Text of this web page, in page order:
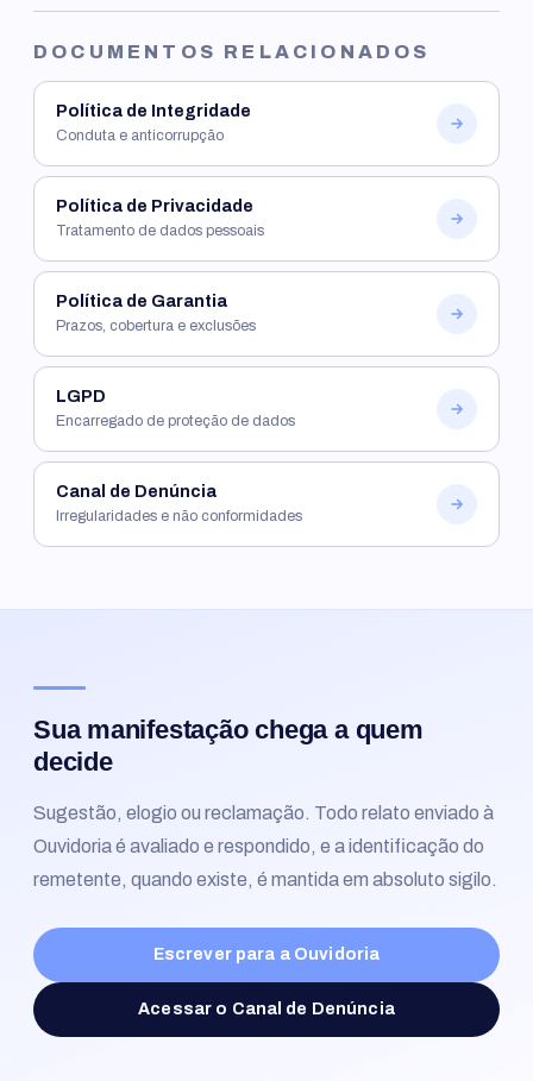
DOCUMENTOS RELACIONADOS
Política de Integridade
Conduta e anticorrupção
Política de Privacidade
Tratamento de dados pessoais
Política de Garantia
Prazos, cobertura e exclusões
LGPD
Encarregado de proteção de dados
Canal de Denúncia
Irregularidades e não conformidades
Sua manifestação chega a quem
decide
Sugestão, elogio ou reclamação. Todo relato enviado à
Ouvidoria é avaliado e respondido, e a identificação do
remetente, quando existe, é mantida em absoluto sigilo.
Escrever para a Ouvidoria
Acessar o Canal de Denúncia